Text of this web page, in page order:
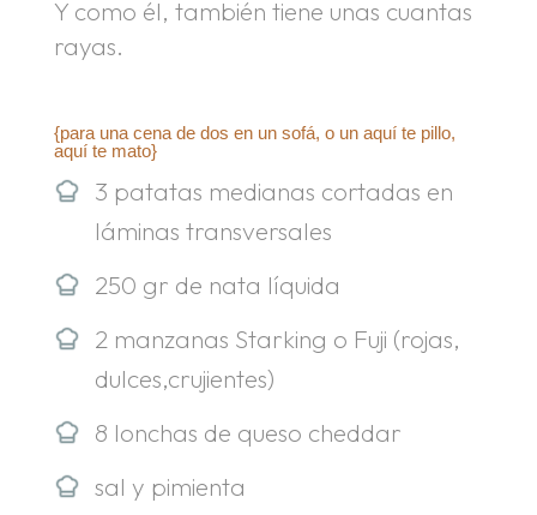
Y como él, también tiene unas cuantas
rayas.
{para una cena de dos en un sofá, o un aquí te pillo,
aquí te mato}
3 patatas medianas cortadas en
láminas transversales
250 gr de nata líquida
2 manzanas Starking o Fuji (rojas,
dulces,crujientes)
8 lonchas de queso cheddar
sal y pimienta